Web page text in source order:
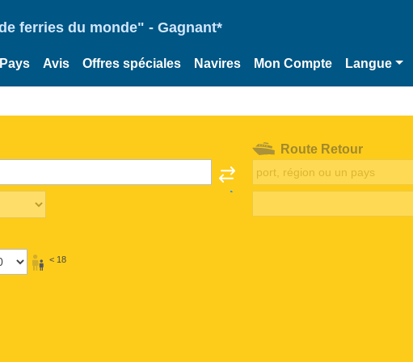
ferries du monde" - Gagnant*
Pays Avis Offres spéciales Navires Mon Compte Langue
< 18
Route Retour